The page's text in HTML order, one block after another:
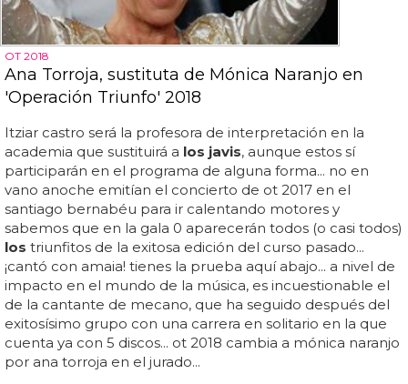
OT 2018
Ana Torroja, sustituta de Mónica Naranjo en
'Operación Triunfo' 2018
Itziar castro será la profesora de interpretación en la
academia que sustituirá a los javis, aunque estos sí
participarán en el programa de alguna forma... no en
vano anoche emitían el concierto de ot 2017 en el
santiago bernabéu para ir calentando motores y
sabemos que en la gala 0 aparecerán todos (o casi todos)
los triunfitos de la exitosa edición del curso pasado...
¡cantó con amaia! tienes la prueba aquí abajo... a nivel de
impacto en el mundo de la música, es incuestionable el
de la cantante de mecano, que ha seguido después del
exitosísimo grupo con una carrera en solitario en la que
cuenta ya con 5 discos... ot 2018 cambia a mónica naranjo
por ana torroja en el jurado...